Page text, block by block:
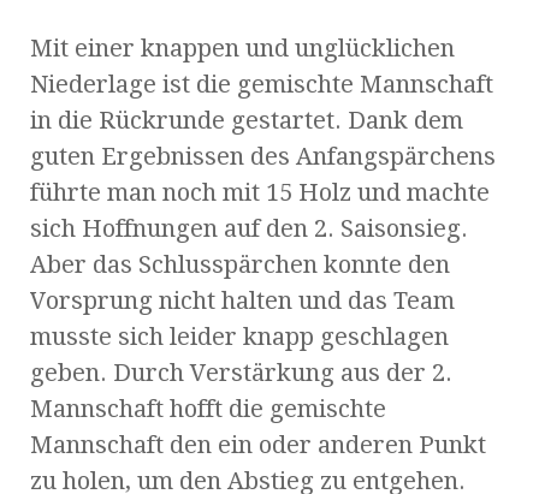
Mit einer knappen und unglücklichen
Niederlage ist die gemischte Mannschaft
in die Rückrunde gestartet. Dank dem
guten Ergebnissen des Anfangspärchens
führte man noch mit 15 Holz und machte
sich Hoffnungen auf den 2. Saisonsieg.
Aber das Schlusspärchen konnte den
Vorsprung nicht halten und das Team
musste sich leider knapp geschlagen
geben. Durch Verstärkung aus der 2.
Mannschaft hofft die gemischte
Mannschaft den ein oder anderen Punkt
zu holen, um den Abstieg zu entgehen.